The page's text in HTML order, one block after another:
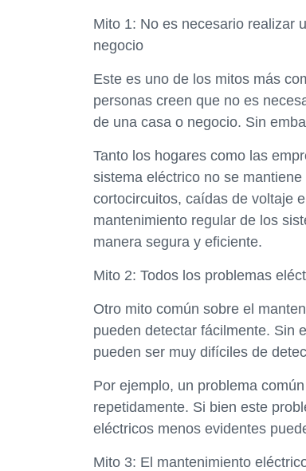
Mito 1: No es necesario realizar
negocio
Este es uno de los mitos más
personas creen que no es
de una casa o negocio. Sin
Tanto los hogares como las
sistema eléctrico no se
cortocircuitos, caídas de voltaje
mantenimiento regular de los
manera segura y eficiente.
Mito 2: Todos los problemas
Otro mito común sobre el
pueden detectar fácilmente. Sin
pueden ser muy difíciles de
Por ejemplo, un problema
repetidamente. Si bien este
eléctricos menos evidentes
Mito 3: El mantenimiento